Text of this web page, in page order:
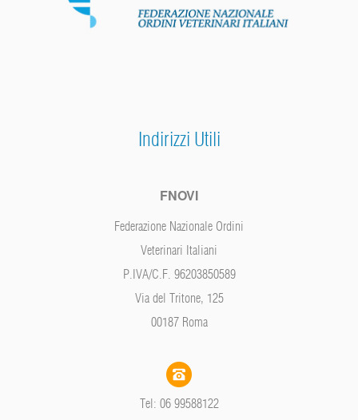
Indirizzi Utili
FNOVI
Federazione Nazionale Ordini
Veterinari Italiani
P.IVA/C.F. 96203850589
Via del Tritone, 125
00187 Roma
Tel: 06 99588122